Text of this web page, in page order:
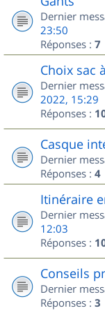
Dernier
23:50
Réponses : 7
Choix sac
Dernier
2022, 15:29
Réponses :
Casque
Dernier
Réponses : 4
Itinéraire
Dernier
12:03
Réponses :
Conseils
Dernier
Réponses : 3